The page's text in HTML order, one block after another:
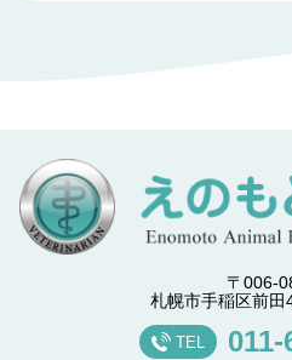
〒006-
札幌市手稲区前田
TEL 011-